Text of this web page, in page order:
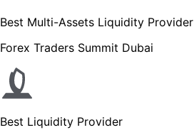
Best Multi-Assets Liquidity Provider
Forex Traders Summit Dubai
Best Liquidity Provider